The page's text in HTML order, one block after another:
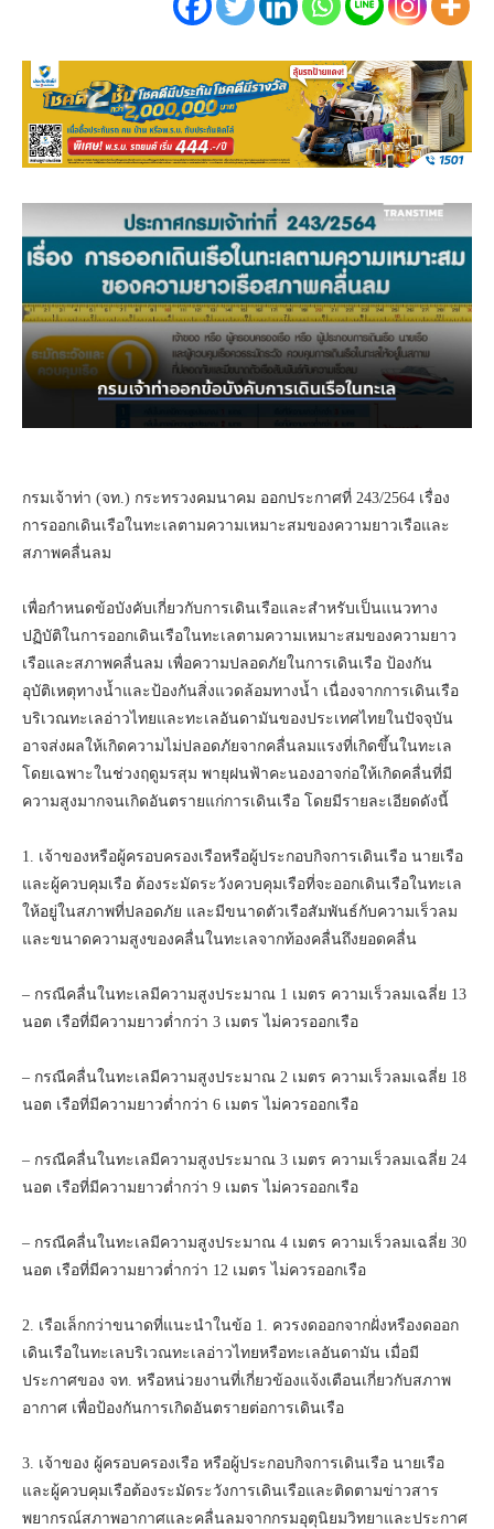
กรมเจ้าท่า (จท.) กระทรวงคมนาคม ออกประกาศที่ 243/2564 เรื่อง
การออกเดินเรือในทะเลตามความเหมาะสมของความยาวเรือและ
สภาพคลื่นลม
เพื่อกำหนดข้อบังคับเกี่ยวกับการเดินเรือและสำหรับเป็นแนวทาง
ปฏิบัติในการออกเดินเรือในทะเลตามความเหมาะสมของความยาว
เรือและสภาพคลื่นลม เพื่อความปลอดภัยในการเดินเรือ ป้องกัน
อุบัติเหตุทางน้ำและป้องกันสิ่งแวดล้อมทางน้ำ เนื่องจากการเดินเรือ
บริเวณทะเลอ่าวไทยและทะเลอันดามันของประเทศไทยในปัจจุบัน
อาจส่งผลให้เกิดความไม่ปลอดภัยจากคลื่นลมแรงที่เกิดขึ้นในทะเล
โดยเฉพาะในช่วงฤดูมรสุม พายุฝนฟ้าคะนองอาจก่อให้เกิดคลื่นที่มี
ความสูงมากจนเกิดอันตรายแก่การเดินเรือ โดยมีรายละเอียดดังนี้
1. เจ้าของหรือผู้ครอบครองเรือหรือผู้ประกอบกิจการเดินเรือ นายเรือ
และผู้ควบคุมเรือ ต้องระมัดระวังควบคุมเรือที่จะออกเดินเรือในทะเล
ให้อยู่ในสภาพที่ปลอดภัย และมีขนาดตัวเรือสัมพันธ์กับความเร็วลม
และขนาดความสูงของคลื่นในทะเลจากท้องคลื่นถึงยอดคลื่น
– กรณีคลื่นในทะเลมีความสูงประมาณ 1 เมตร ความเร็วลมเฉลี่ย 13
นอต เรือที่มีความยาวต่ำกว่า 3 เมตร ไม่ควรออกเรือ
– กรณีคลื่นในทะเลมีความสูงประมาณ 2 เมตร ความเร็วลมเฉลี่ย 18
นอต เรือที่มีความยาวต่ำกว่า 6 เมตร ไม่ควรออกเรือ
– กรณีคลื่นในทะเลมีความสูงประมาณ 3 เมตร ความเร็วลมเฉลี่ย 24
นอต เรือที่มีความยาวต่ำกว่า 9 เมตร ไม่ควรออกเรือ
– กรณีคลื่นในทะเลมีความสูงประมาณ 4 เมตร ความเร็วลมเฉลี่ย 30
นอต เรือที่มีความยาวต่ำกว่า 12 เมตร ไม่ควรออกเรือ
2. เรือเล็กกว่าขนาดที่แนะนำในข้อ 1. ควรงดออกจากฝั่งหรืองดออก
เดินเรือในทะเลบริเวณทะเลอ่าวไทยหรือทะเลอันดามัน เมื่อมี
ประกาศของ จท. หรือหน่วยงานที่เกี่ยวข้องแจ้งเตือนเกี่ยวกับสภาพ
อากาศ เพื่อป้องกันการเกิดอันตรายต่อการเดินเรือ
3. เจ้าของ ผู้ครอบครองเรือ หรือผู้ประกอบกิจการเดินเรือ นายเรือ
และผู้ควบคุมเรือต้องระมัดระวังการเดินเรือและติดตามข่าวสาร
พยากรณ์สภาพอากาศและคลื่นลมจากกรมอุตุนิยมวิทยาและประกาศ